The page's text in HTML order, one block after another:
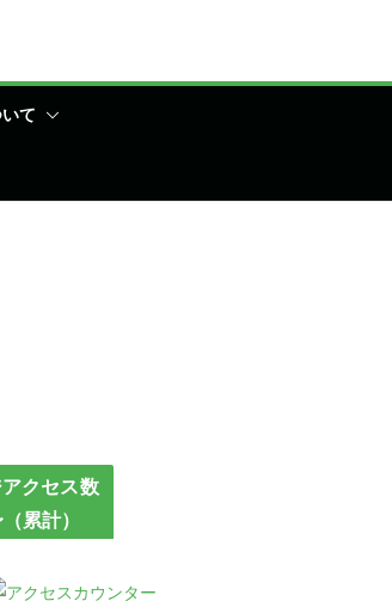
て
クセス数
累計）